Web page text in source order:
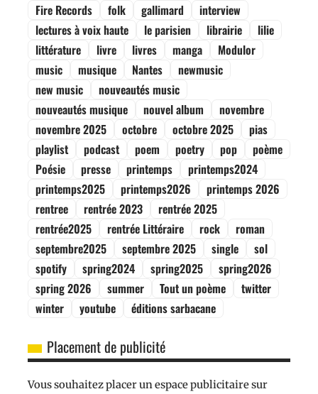
Fire Records
folk gallimard
interview
lectures à voix haute
le parisien librairie
lilie
littérature
livre livres manga
Modulor
music
musique Nantes
newmusic
new music
nouveautés music
nouveautés musique
nouvel album
novembre
novembre 2025
octobre octobre 2025
pias
playlist
podcast poem poetry pop
poème
Poésie
presse printemps
printemps2024
printemps2025
printemps2026
printemps 2026
rentree
rentrée 2023
rentrée 2025
rentrée2025
rentrée Littéraire rock
roman
septembre2025
septembre 2025 single
sol
spotify
spring2024 spring2025
spring2026
spring 2026
summer Tout un poème
twitter
winter
youtube éditions sarbacane
Placement de publicité
Vous souhaitez placer un espace publicitaire sur